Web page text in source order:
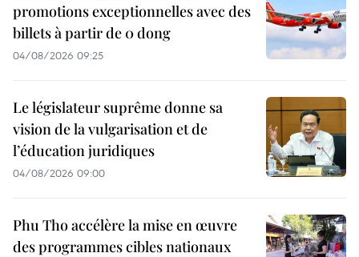
promotions exceptionnelles avec des
billets à partir de 0 dong
04/08/2026 09:25
Le législateur suprême donne sa
vision de la vulgarisation et de
l’éducation juridiques
04/08/2026 09:00
Phu Tho accélère la mise en œuvre
des programmes cibles nationaux